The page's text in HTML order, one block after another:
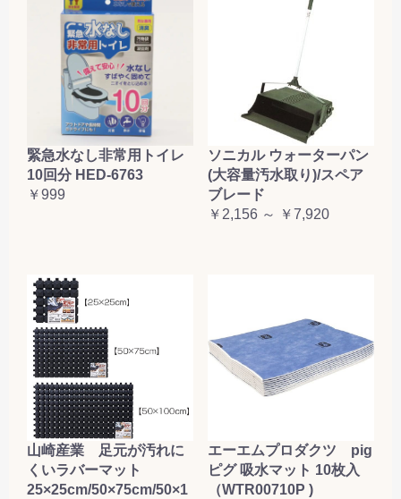
緊急水なし非常用トイレ
10回分 HED-6763
￥999
ソニカル ウォーターパン
(大容量汚水取り)/スペア
ブレード
￥2,156 ～ ￥7,920
山崎産業 足元が汚れに
くいラバーマット
25×25cm/50×75cm/50×1
エーエムプロダクツ pig
ピグ 吸水マット 10枚入
（WTR00710P )